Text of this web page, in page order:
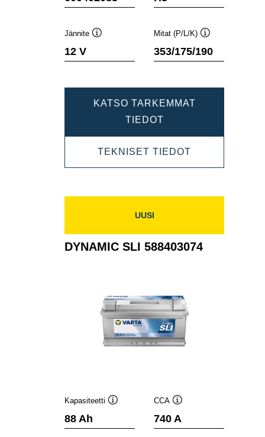
Jännite
12 V
Mitat (P/L/K)
353/175/190
KATSO TARKEMMAT
TIEDOTDYNAMIC
SLI
600402083
TEKNISET TIEDOT
SLI
UUSI
DYNAMIC SLI 588403074
Kapasiteetti
88 Ah
CCA
740 A